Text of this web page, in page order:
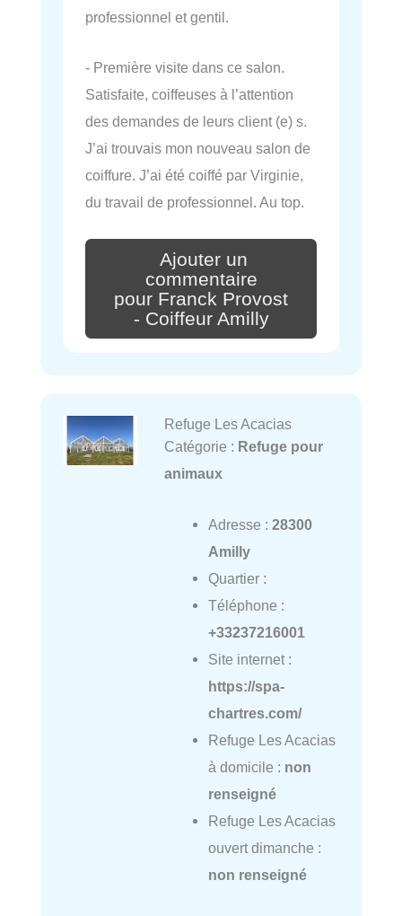
professionnel et gentil.
- Première visite dans ce salon.
Satisfaite, coiffeuses à l’attention
des demandes de leurs client (e) s.
J’ai trouvais mon nouveau salon de
coiffure. J’ai été coiffé par Virginie,
du travail de professionnel. Au top.
Ajouter un
commentaire
pour Franck Provost
- Coiffeur Amilly
Refuge Les Acacias
Catégorie : Refuge pour
animaux
Adresse : 28300
Amilly
Quartier :
Téléphone :
+33237216001
Site internet :
https://spa-
chartres.com/
Refuge Les Acacias
à domicile : non
renseigné
Refuge Les Acacias
ouvert dimanche :
non renseigné